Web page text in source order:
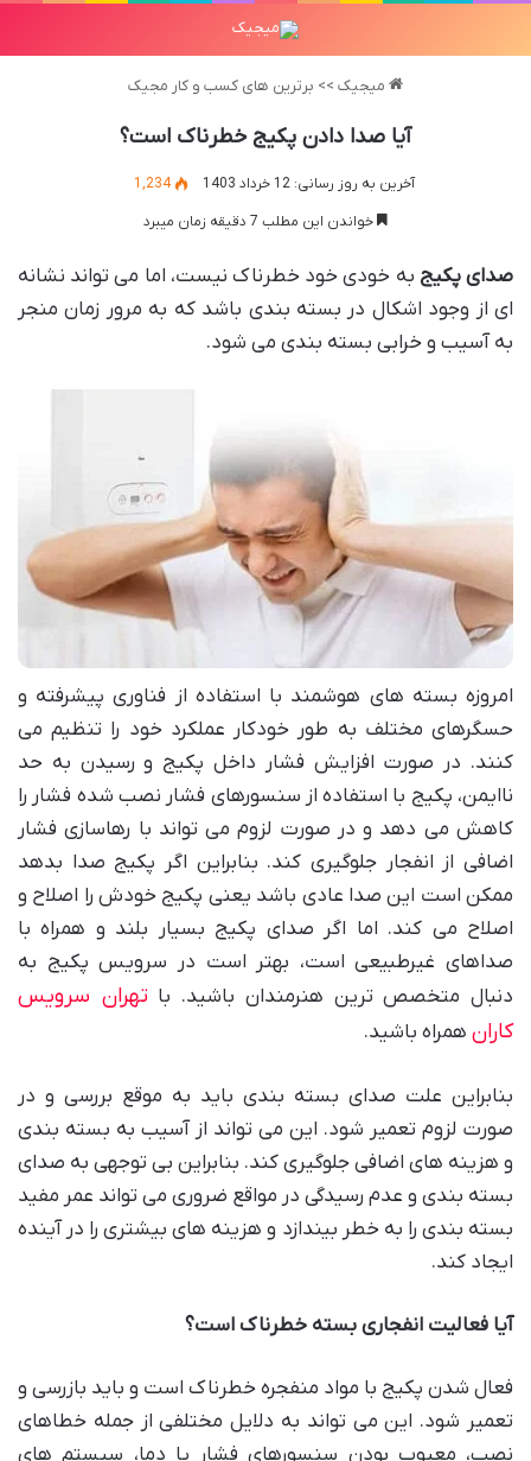
میجیک >> برترین های کسب و کار مجیک
آیا صدا دادن پکیج خطرناک است؟
آخرین به روز رسانی: 12 خرداد 1403
1,234
خواندن این مطلب 7 دقیقه زمان میبرد
صدای پکیج به خودی خود خطرناک نیست، اما می تواند نشانه
ای از وجود اشکال در بسته بندی باشد که به مرور زمان منجر
به آسیب و خرابی بسته بندی می شود.
امروزه بسته های هوشمند با استفاده از فناوری پیشرفته و
حسگرهای مختلف به طور خودکار عملکرد خود را تنظیم می
کنند. در صورت افزایش فشار داخل پکیج و رسیدن به حد
ناایمن، پکیج با استفاده از سنسورهای فشار نصب شده فشار را
کاهش می دهد و در صورت لزوم می تواند با رهاسازی فشار
اضافی از انفجار جلوگیری کند. بنابراین اگر پکیج صدا بدهد
ممکن است این صدا عادی باشد یعنی پکیج خودش را اصلاح و
اصلاح می کند. اما اگر صدای پکیج بسیار بلند و همراه با
صداهای غیرطبیعی است، بهتر است در سرویس پکیج به
دنبال متخصص ترین هنرمندان باشید. باتهران سرویس
کاران همراه باشید.
بنابراین علت صدای بسته بندی باید به موقع بررسی و در
صورت لزوم تعمیر شود. این می تواند از آسیب به بسته بندی
و هزینه های اضافی جلوگیری کند. بنابراین بی توجهی به صدای
بسته بندی و عدم رسیدگی در مواقع ضروری می تواند عمر مفید
بسته بندی را به خطر بیندازد و هزینه های بیشتری را در آینده
ایجاد کند.
آیا فعالیت انفجاری بسته خطرناک است؟
فعال شدن پکیج با مواد منفجره خطرناک است و باید بازرسی و
تعمیر شود. این می تواند به دلایل مختلفی از جمله خطاهای
نصب، معیوب بودن سنسورهای فشار یا دما، سیستم های